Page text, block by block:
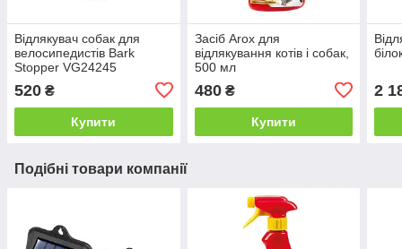
Відлякувач собак для
велосипедистів Bark
Stopper VG24245
520 ₴
Купити
Засіб Arox для
відлякування котів і собак,
500 мл
480₴
Купити
2
Подібні товари компанії